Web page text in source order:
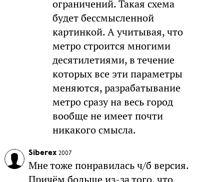
ограничений. Такая схема
будет бессмысленной
картинкой. А учитывая, что
метро строится многими
десятилетиями, в течение
которых все эти параметры
меняются, разрабатывание
метро сразу на весь город
вообще не имеет почти
никакого смысла.
Siberex 2007
Мне тоже понравилась ч/б версия.
Причём больше из-за того, что